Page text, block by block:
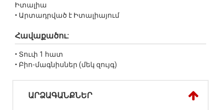
Իտալիա
• Արտադրված է Իտալիայում
Հավաքածու:
• Տուփ 1 հատ
• Բիո-մագնիսներ (մեկ զույգ)
ԱՐՁԱԳԱՆՔՆԵՐ